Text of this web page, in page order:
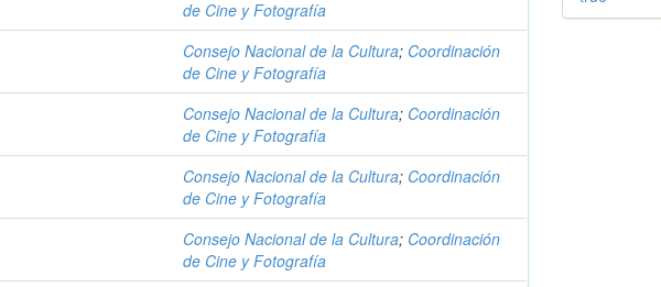
de Cine y Fotografía
Consejo Nacional de la Cultura; Coordinación
de Cine y Fotografía
Consejo Nacional de la Cultura; Coordinación
de Cine y Fotografía
Consejo Nacional de la Cultura; Coordinación
de Cine y Fotografía
Consejo Nacional de la Cultura; Coordinación
de Cine y Fotografía